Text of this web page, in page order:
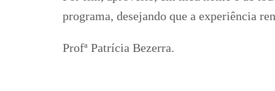
programa, desejando que a experiência
Profª Patrícia Bezerra.